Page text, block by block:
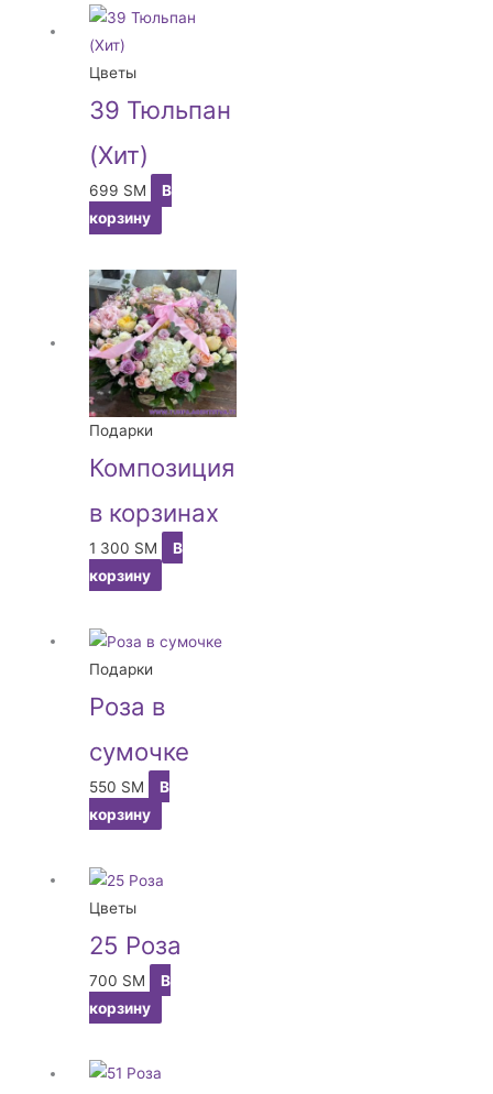
Цветы
39 Тюльпан
(Хит)
699 ЅМ
В
корзину
Подарки
Композиция
в корзинах
1 300 ЅМ
В
корзину
Подарки
Роза в
сумочке
550 ЅМ
В
корзину
Цветы
25 Роза
700 ЅМ
В
корзину